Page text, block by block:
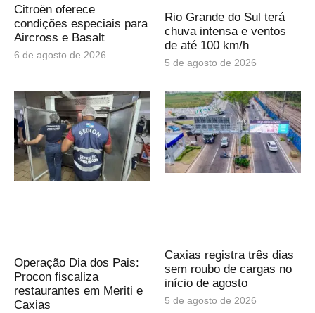
Citroën oferece
condições especiais para
Aircross e Basalt
6 de agosto de 2026
Rio Grande do Sul terá
chuva intensa e ventos
de até 100 km/h
5 de agosto de 2026
Operação Dia dos Pais:
Procon fiscaliza
restaurantes em Meriti e
Caxias
Caxias registra três dias
sem roubo de cargas no
início de agosto
5 de agosto de 2026